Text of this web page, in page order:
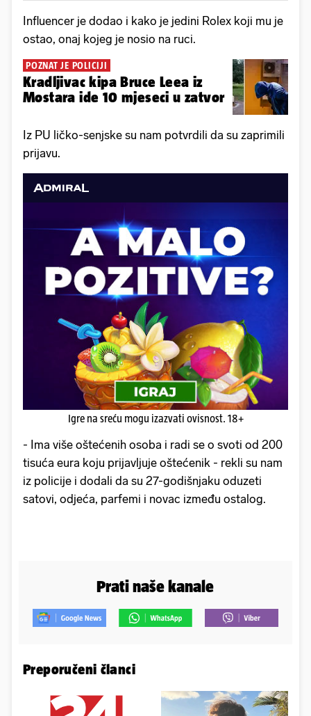
Influencer je dodao i kako je jedini Rolex koji mu je
ostao, onaj kojeg je nosio na ruci.
POZNAT JE POLICIJI
Kradljivac kipa Bruce Leea iz
Mostara ide 10 mjeseci u zatvor
Iz PU ličko-senjske su nam potvrdili da su zaprimili
prijavu.
Igre na sreću mogu izazvati ovisnost. 18+
- Ima više oštećenih osoba i radi se o svoti od 200
tisuća eura koju prijavljuje oštećenik - rekli su nam
iz policije i dodali da su 27-godišnjaku oduzeti
satovi, odjeća, parfemi i novac između ostalog.
Prati naše kanale
Preporučeni članci